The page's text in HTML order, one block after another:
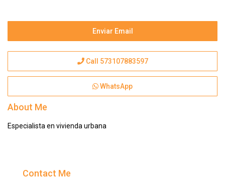
Enviar Email
Call 573107883597
WhatsApp
About Me
Especialista en vivienda urbana
Contact Me